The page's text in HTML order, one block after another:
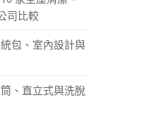
司比較
包、室內設計與
、直立式與洗脫